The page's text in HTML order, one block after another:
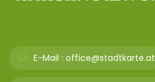
E-Mail : office@stadtkarte.at